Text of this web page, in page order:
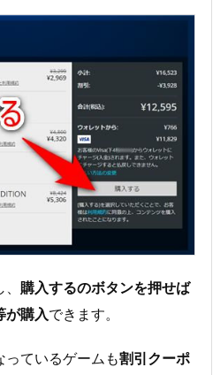
購入するのボタンを押せば
が購入できます。
っているゲームも割引クーポ